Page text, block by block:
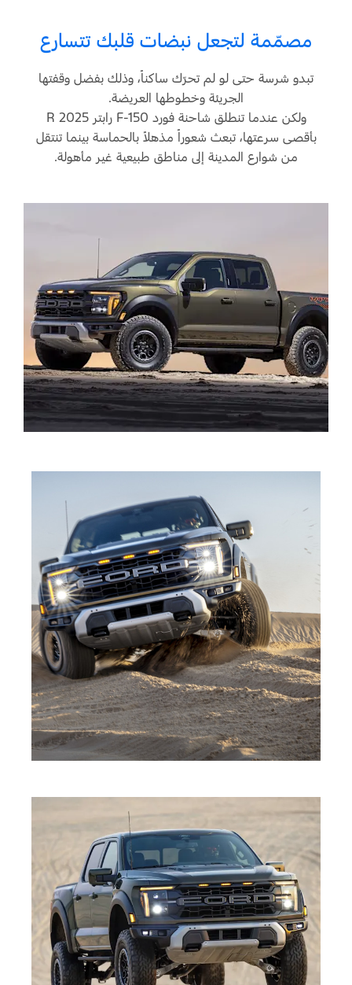
مصمّمة لتجعل نبضات قلبك تتسارع
تبدو شرسة حتى لو لم تحرّك ساكناً، وذلك بفضل وقفتها
الجريئة وخطوطها العريضة.
ولكن عندما تنطلق شاحنة فورد F-150 رابتر R
2025
بأقصى سرعتها، تبعث شعوراً مذهلاً بالحماسة بينما تنتقل
من شوارع المدينة إلى مناطق طبيعية غير مأهولة.